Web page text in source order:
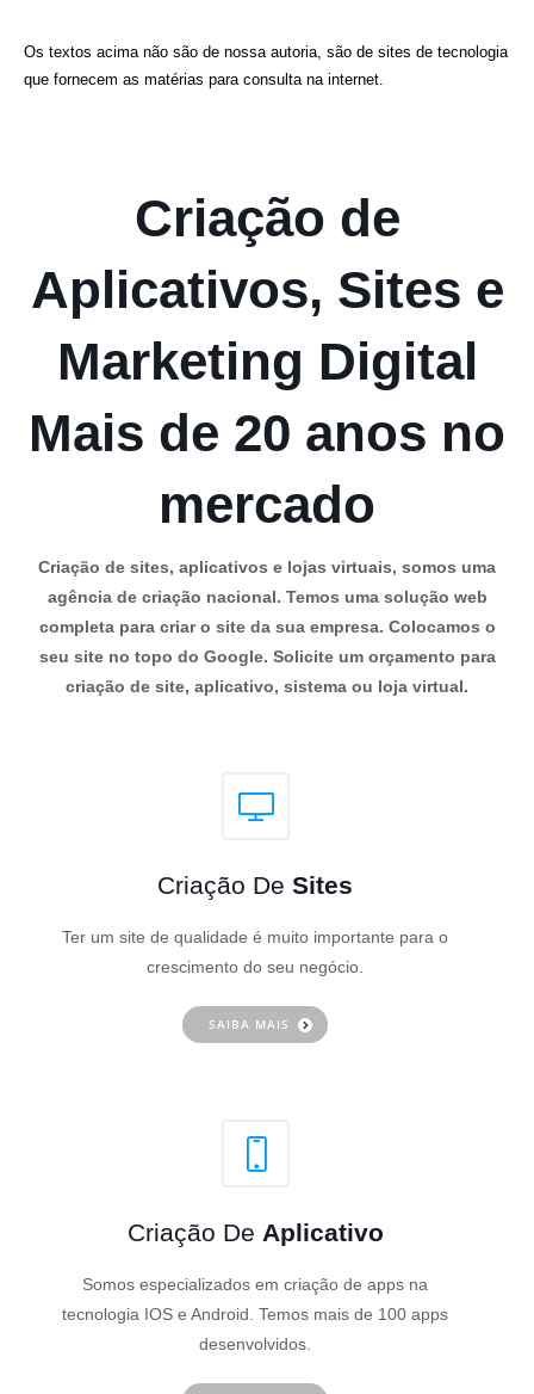
Os textos acima não são de nossa autoria, são de sites de tecnologia
que fornecem as matérias para consulta na internet.
Criação de
Aplicativos, Sites e
Marketing Digital
Mais de 20 anos no
mercado
Criação de sites, aplicativos e lojas virtuais, somos uma
agência de criação nacional. Temos uma solução web
completa para criar o site da sua empresa. Colocamos o
seu site no topo do Google. Solicite um orçamento para
criação de site, aplicativo, sistema ou loja virtual.
Criação De Sites
Ter um site de qualidade é muito importante para o
crescimento do seu negócio.
SAIBA MAIS
Criação De Aplicativo
Somos especializados em criação de apps na
tecnologia IOS e Android. Temos mais de 100 apps
desenvolvidos.